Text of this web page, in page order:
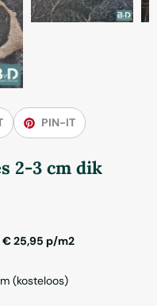
PIN-IT
2-3 cm dik
25,95 p/m2
(kosteloos)